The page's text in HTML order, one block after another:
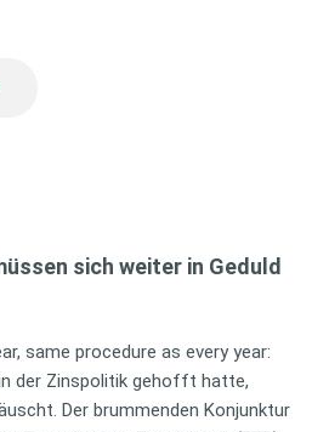
sich weiter in Geduld
same procedure as every year:
der Zinspolitik gehofft hatte,
Der brummenden Konjunktur